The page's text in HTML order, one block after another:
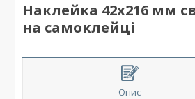
Наклейка 42х216 мм
на самоклейці
Опис